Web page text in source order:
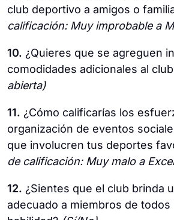
club deportivo a amigos o
calificación: Muy improbable a
10. ¿Quieres que se agreguen
comodidades adicionales al
abierta)
11. ¿Cómo calificarías los
organización de eventos
que involucren tus deportes
de calificación: Muy malo a
12. ¿Sientes que el club brinda
adecuado a miembros de todos